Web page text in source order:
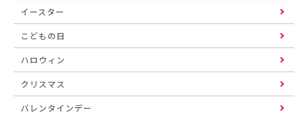
イースター
こどもの日
ハロウィン
クリスマス
バレンタインデー